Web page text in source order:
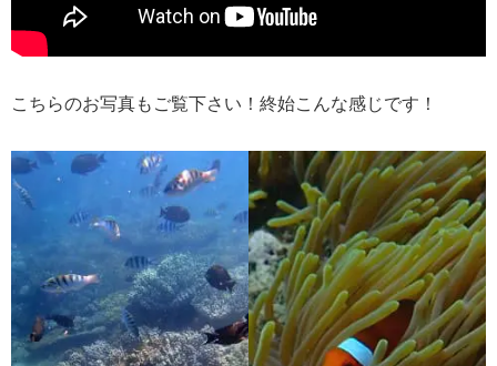
こちらのお写真もご覧下さい！終始こんな感じです！